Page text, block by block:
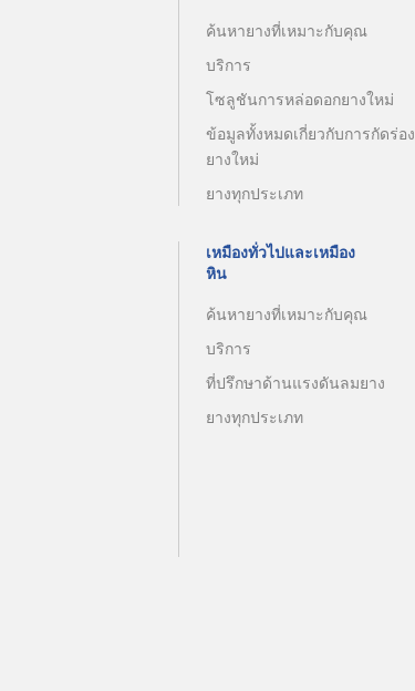
ค้นหายางที่เหมาะกับคุณ
บริการ
โซลูชันการหล่อดอกยางใหม่
ข้อมูลทั้งหมดเกี่ยวกับการกัดร่อง
ยางใหม่
ยางทุกประเภท
เหมืองทั่วไปและเหมือง
หิน
ค้นหายางที่เหมาะกับคุณ
บริการ
ที่ปรึกษาด้านแรงดันลมยาง
ยางทุกประเภท